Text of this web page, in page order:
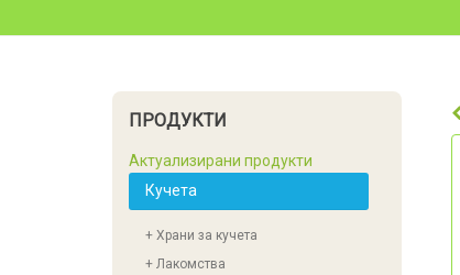
ПРОДУКТИ
Актуализирани продукти
Кучета
+ Храни за кучета
+ Лакомства